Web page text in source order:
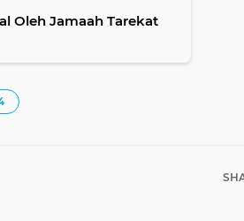
Oleh Jamaah Tarekat